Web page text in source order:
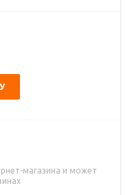
магазина и может